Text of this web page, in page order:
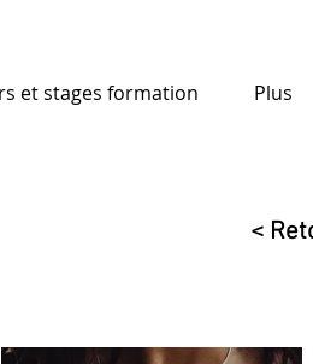
et stages formation Plus
<